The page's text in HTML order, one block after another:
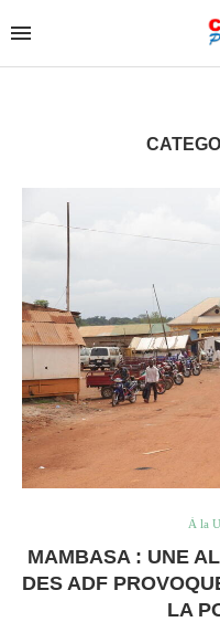
À la
MAMBASA : UNE
DES ADF
LA